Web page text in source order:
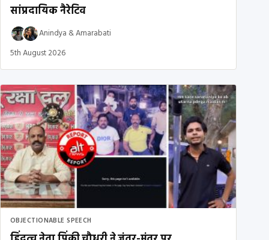
सांप्रदायिक नैरेटिव
Anindya &Amarabati
5th August 2026
OBJECTIONABLE SPEECH